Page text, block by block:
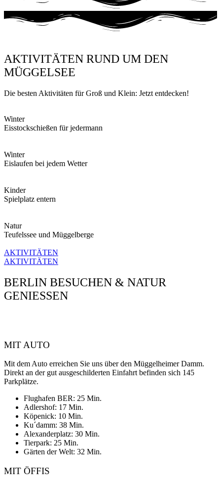
AKTIVITÄTEN RUND UM DEN
MÜGGELSEE
Die besten Aktivitäten für Groß und Klein: Jetzt entdecken!
Winter
Eisstockschießen für jedermann
Winter
Eislaufen bei jedem Wetter
Kinder
Spielplatz entern
Natur
Teufelssee und Müggelberge
AKTIVITÄTEN
AKTIVITÄTEN
BERLIN BESUCHEN & NATUR
GENIESSEN
MIT AUTO
Mit dem Auto erreichen Sie uns über den Müggelheimer Damm.
Direkt an der gut ausgeschilderten Einfahrt befinden sich 145
Parkplätze.
Flughafen BER: 25 Min.
Adlershof: 17 Min.
Köpenick: 10 Min.
Ku´damm: 38 Min.
Alexanderplatz: 30 Min.
Tierpark: 25 Min.
Gärten der Welt: 32 Min.
MIT ÖFFIS